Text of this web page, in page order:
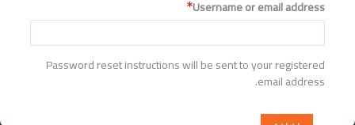
Username or email address
Password reset instructions will be sent to your registered
email address.